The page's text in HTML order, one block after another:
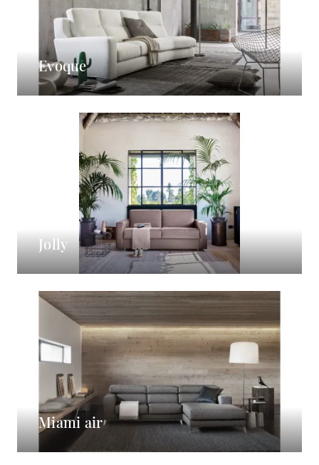
Evoque
Jolly
Miami air